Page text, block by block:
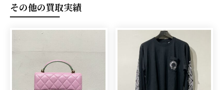
その他の買取実績